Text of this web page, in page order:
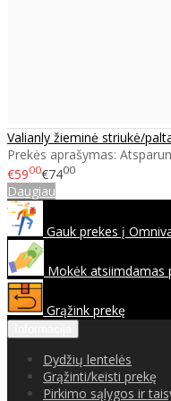
Valianly žieminė striukė/
Prekės aprašymas:
€5900€7400
Daugiau
Gauk prekes į
Mokėk atsiimdamas
Grąžink prekę
Dydžių lentelės
Grąžinti/keisti prekę
Pirkimo sąlygos ir